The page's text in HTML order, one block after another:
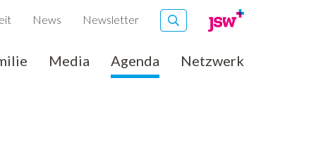
News Newsletter
Media Agenda Netzwerk